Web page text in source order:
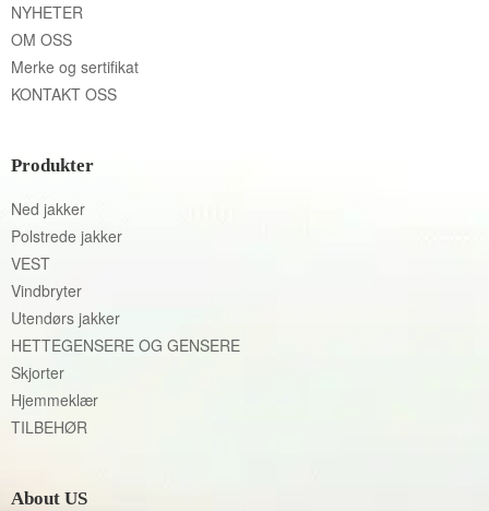
NYHETER
OM OSS
Merke og sertifikat
KONTAKT OSS
Produkter
Ned jakker
Polstrede jakker
VEST
Vindbryter
Utendørs jakker
HETTEGENSERE OG GENSERE
Skjorter
Hjemmeklær
TILBEHØR
About US